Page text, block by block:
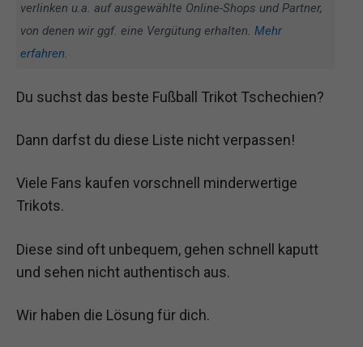
verlinken u.a. auf ausgewählte Online-Shops und Partner,
von denen wir ggf. eine Vergütung erhalten. Mehr
erfahren.
Du suchst das beste Fußball Trikot Tschechien?
Dann darfst du diese Liste nicht verpassen!
Viele Fans kaufen vorschnell minderwertige
Trikots.
Diese sind oft unbequem, gehen schnell kaputt
und sehen nicht authentisch aus.
Wir haben die Lösung für dich.